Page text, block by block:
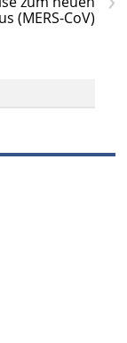
(MERS-CoV)